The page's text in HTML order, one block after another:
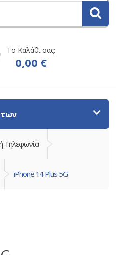
Το Καλάθι σας:
0,00 €
Τηλεφωνία
iPhone 14 Plus 5G